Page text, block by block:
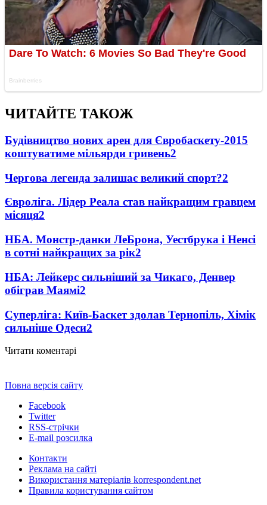
ЧИТАЙТЕ ТАКОЖ
Будівництво нових арен для Євробаскету-2015
коштуватиме мільярди гривень2
Чергова легенда залишає великий спорт?2
Євроліга. Лідер Реала став найкращим гравцем
місяця2
НБА. Монстр-данки ЛеБрона, Уестбрука і Ненсі
в сотні найкращих за рік2
НБА: Лейкерс сильніший за Чикаго, Денвер
обіграв Маямі2
Суперліга: Київ-Баскет здолав Тернопіль, Хімік
сильніше Одеси2
Читати коментарі
Повна версія сайту
Facebook
Twitter
RSS-стрічки
E-mail розсилка
Контакти
Реклама на сайті
Використання матеріалів korrespondent.net
Правила користування сайтом